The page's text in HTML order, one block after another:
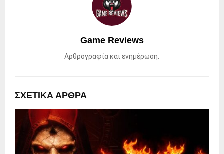
Game Reviews
Αρθρογραφία και ενημέρωση.
ΣΧΕΤΙΚΑ ΑΡΘΡΑ